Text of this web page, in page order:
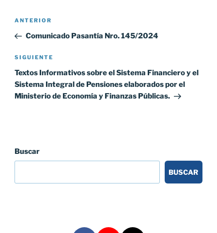
Navegación
entradas
Entrada
anterior:
ANTERIOR
Comunicado Pasantía Nro. 145/2024
Siguiente
entrada
SIGUIENTE
Textos Informativos sobre el Sistema Financiero y el
Sistema Integral de Pensiones elaborados por el
Ministerio de Economía y Finanzas Públicas.
Buscar
BUSCAR